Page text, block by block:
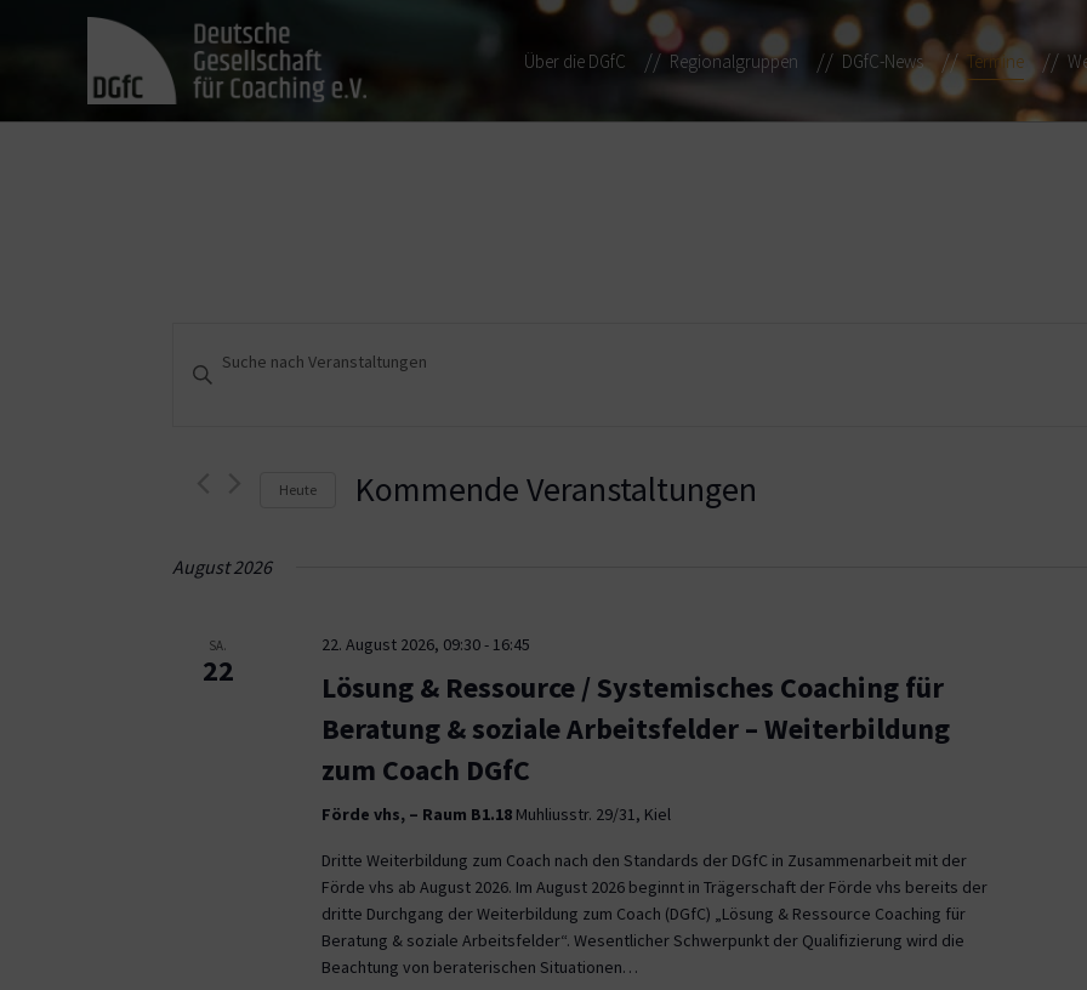
Über die DGfC Regionalgruppen DGfC-News Termine
Veranstaltungen
Suche
Ansichten,
Navigation
Schlüsselwort
Heute Kommende Veranstaltungen
August 2026
SA.
22
22. August 2026, 09:30- 16:45
Lösung & Ressource / Systemisches Coaching für
Beratung & soziale Arbeitsfelder – Weiterbildung
zum Coach DGfC
Förde vhs, – Raum B1.18 Muhliusstr. 29/31, Kiel
Dritte Weiterbildung zum Coach nach den Standards der DGfC in Zusammenarbeit mit der
Förde vhs ab August 2026. Im August 2026 beginnt in Trägerschaft der Förde vhs bereits der
dritte Durchgang der Weiterbildung zum Coach (DGfC) „Lösung & Ressource Coaching für
Beratung & soziale Arbeitsfelder“. Wesentlicher Schwerpunkt der Qualifizierung wird die
Beachtung von beraterischen Situationen…